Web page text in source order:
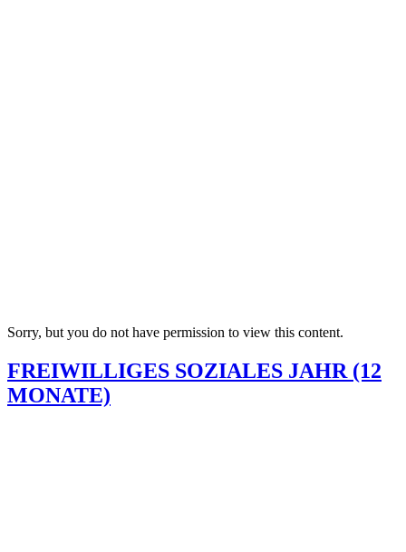
Sorry, but you do not have permission to view this content.
FREIWILLIGES SOZIALES JAHR (12
MONATE)